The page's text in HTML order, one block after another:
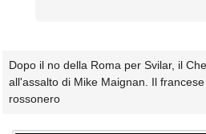
Dopo il no della Roma per Svilar, il
all'assalto di Mike Maignan. Il
rossonero